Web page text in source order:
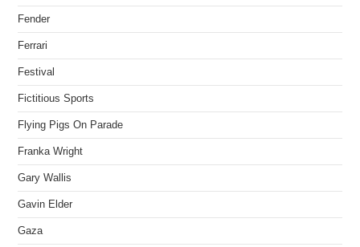
Fender
Ferrari
Festival
Fictitious Sports
Flying Pigs On Parade
Franka Wright
Gary Wallis
Gavin Elder
Gaza